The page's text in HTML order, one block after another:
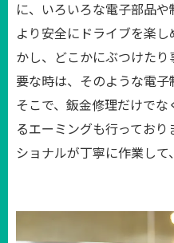
に、いろいろな電子部品や
より安全にドライブを楽
かし、どこかにぶつけた
要な時は、そのような電子
そこで、鈑金修理だけで
るエーミングも行ってお
ショナルが丁寧に作業して